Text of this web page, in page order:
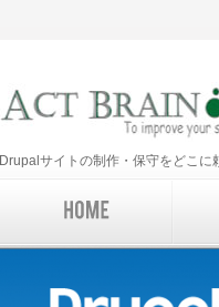
Drupalサイトの制作・保守をどこ